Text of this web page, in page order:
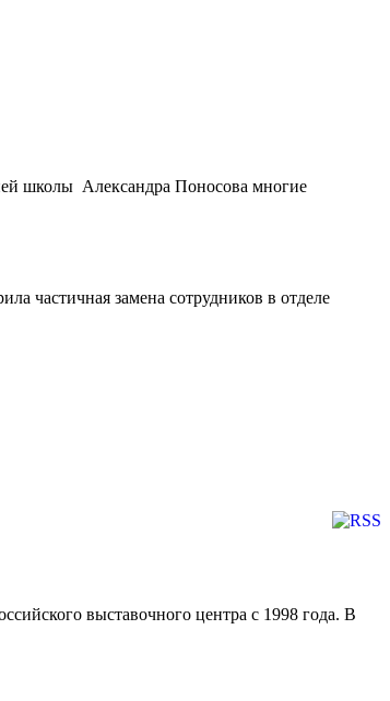
школы Александра Поносова многие
частичная замена сотрудников в отделе
выставочного центра с 1998 года. В